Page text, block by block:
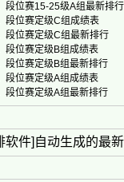
段位赛15-25级A组最新排行
段位赛定级C组成绩表
段位赛定级C组最新排行
段位赛定级B组成绩表
段位赛定级B组最新排行
段位赛定级A组成绩表
段位赛定级A组最新排行
软件]自动生成的最